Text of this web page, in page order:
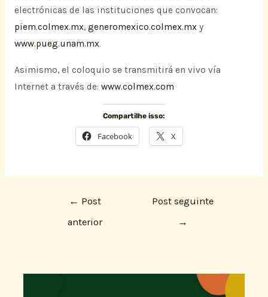
electrónicas de las instituciones que convocan:
piem.colmex.mx, generomexico.colmex.mxy
www.pueg.unam.mx.
Asimismo, el coloquio se transmitirá en vivo vía
Internet a través de: www.colmex.com
Compartilhe isso:
Facebook X
← Post
anterior
Post seguinte
→